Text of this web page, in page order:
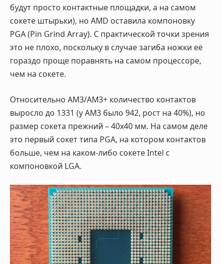
будут просто контактные площадки, а на самом
сокете штырьки), но AMD оставила компоновку
PGA (Pin Grind Array). С практической точки зрения
это не плохо, поскольку в случае загиба ножки её
гораздо проще поравнять на самом процессоре,
чем на сокете.
Относительно AM3/AM3+ количество контактов
выросло до 1331 (у AM3 было 942, рост на 40%), но
размер сокета прежний – 40х40 мм. На самом деле
это первый сокет типа PGA, на котором контактов
больше, чем на каком-либо сокете Intel с
компоновкой LGA.